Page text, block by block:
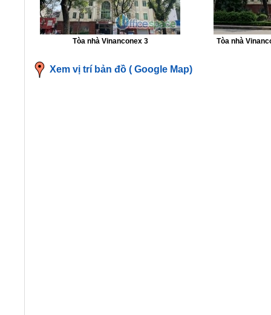
Tòa nhà Vinanconex 3 Tòa nhà
Xem vị trí bản đồ ( Google Map)